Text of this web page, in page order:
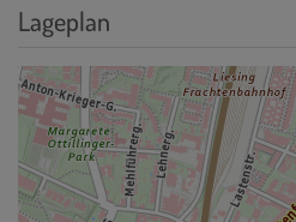
Lageplan